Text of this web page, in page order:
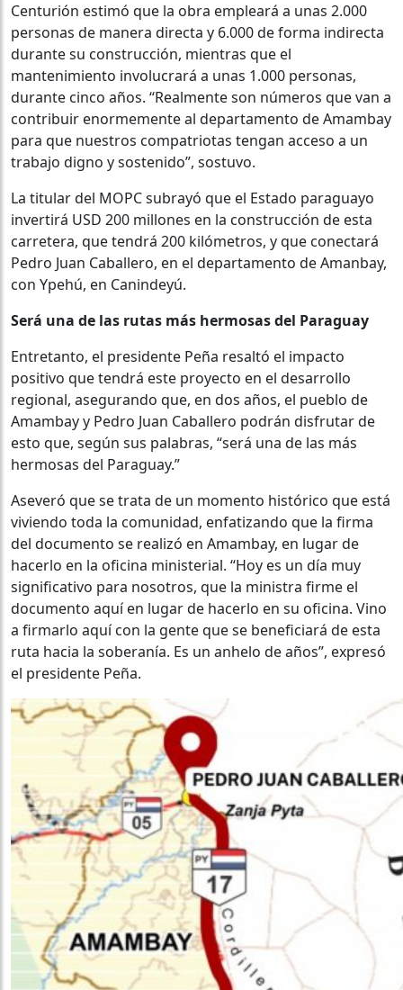
Centurión estimó que la obra empleará a unas 2.000
personas de manera directa y 6.000 de forma indirecta
durante su construcción, mientras que el
mantenimiento involucrará a unas 1.000 personas,
durante cinco años. “Realmente son números que van a
contribuir enormemente al departamento de Amambay
para que nuestros compatriotas tengan acceso a un
trabajo digno y sostenido”, sostuvo.
La titular del MOPC subrayó que el Estado paraguayo
invertirá USD 200 millones en la construcción de esta
carretera, que tendrá 200 kilómetros, y que conectará
Pedro Juan Caballero, en el departamento de Amanbay,
con Ypehú, en Canindeyú.
Será una de las rutas más hermosas del Paraguay
Entretanto, el presidente Peña resaltó el impacto
positivo que tendrá este proyecto en el desarrollo
regional, asegurando que, en dos años, el pueblo de
Amambay y Pedro Juan Caballero podrán disfrutar de
esto que, según sus palabras, “será una de las más
hermosas del Paraguay.”
Aseveró que se trata de un momento histórico que está
viviendo toda la comunidad, enfatizando que la firma
del documento se realizó en Amambay, en lugar de
hacerlo en la oficina ministerial. “Hoy es un día muy
significativo para nosotros, que la ministra firme el
documento aquí en lugar de hacerlo en su oficina. Vino
a firmarlo aquí con la gente que se beneficiará de esta
ruta hacia la soberanía. Es un anhelo de años”, expresó
el presidente Peña.